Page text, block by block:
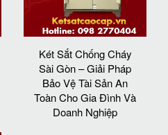
Két Sắt Chống Cháy
Sài Gòn – Giải Pháp
Bảo Vệ Tài Sản An
Toàn Cho Gia Đình Và
Doanh Nghiệp